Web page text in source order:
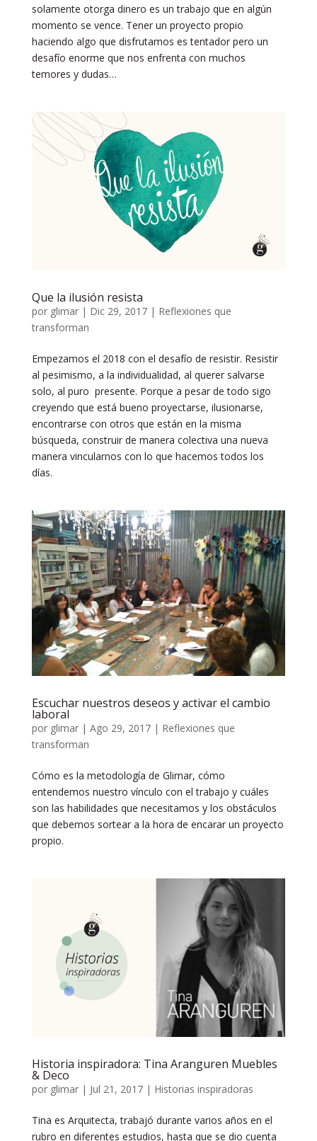
solamente otorga dinero es un trabajo que en algún
momento se vence. Tener un proyecto propio
haciendo algo que disfrutamos es tentador pero un
desafío enorme que nos enfrenta con muchos
temores y dudas…
Que la ilusión resista
por glimar| Dic 29, 2017| Reflexiones que
transforman
Empezamos el 2018 con el desafío de resistir. Resistir
al pesimismo, a la individualidad, al querer salvarse
solo, al puro presente. Porque a pesar de todo sigo
creyendo que está bueno proyectarse, ilusionarse,
encontrarse con otros que están en la misma
búsqueda, construir de manera colectiva una nueva
manera vincularnos con lo que hacemos todos los
días.
Escuchar nuestros deseos y activar el cambio
laboral
por glimar| Ago 29, 2017| Reflexiones que
transforman
Cómo es la metodología de Glimar, cómo
entendemos nuestro vínculo con el trabajo y cuáles
son las habilidades que necesitamos y los obstáculos
que debemos sortear a la hora de encarar un proyecto
propio.
Historia inspiradora: Tina Aranguren Muebles
& Deco
por glimar| Jul 21, 2017| Historias inspiradoras
Tina es Arquitecta, trabajó durante varios años en el
rubro en diferentes estudios, hasta que se dio cuenta